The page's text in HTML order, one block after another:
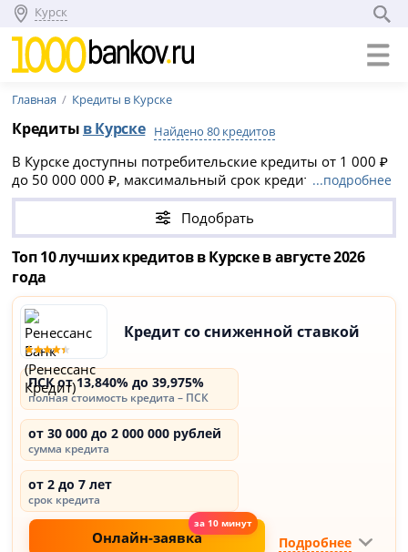
Курск
Главная Кредиты в Курске
Кредиты в Курске Найдено 80 кредитов
В Курске доступны потребительские кредиты от 1 000 ₽
до 50 000 000 ₽, максимальный срок кредитования до
30 лет. Многие банки предлагают онлайн-заявку с
быстрым предварительным решением, часто без
справок и поручителей.
...подробнее
Подобрать
Топ 10 лучших кредитов в Курске в августе 2026
года
Кредит со сниженной ставкой
ПСК от 13,840% до 39,975%
полная стоимость кредита – ПСК
от 30 000 до 2 000 000 рублей
сумма кредита
от 2 до 7 лет
срок кредита
Онлайн-заявка Подробнее